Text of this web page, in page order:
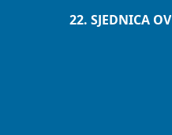
22. SJEDNICA OV